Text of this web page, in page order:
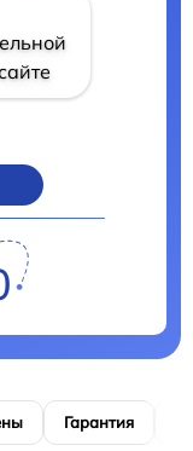
Гарантия